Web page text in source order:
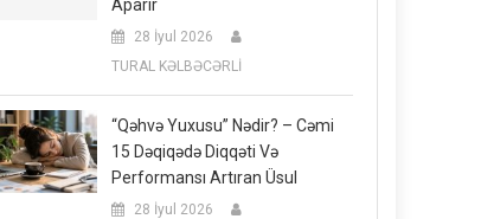
Aparır
28 İyul 2026
TURAL KƏLBƏCƏRLİ
“Qəhvə Yuxusu” Nədir? – Cəmi
15 Dəqiqədə Diqqəti Və
Performansı Artıran Üsul
28 İyul 2026